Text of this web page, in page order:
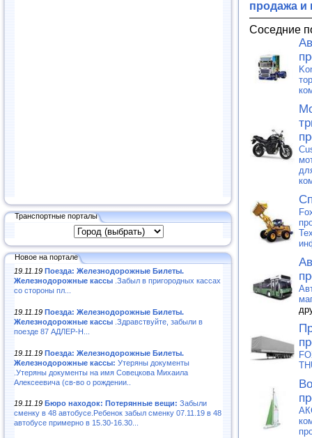
Транспортные порталы
Новое на портале
19.11.19 Поезда: Железнодорожные Билеты.
Железнодорожные кассы .Забыл в пригородных кассах
со стороны пл...
19.11.19 Поезда: Железнодорожные Билеты.
Железнодорожные кассы .Здравствуйте, забыли в
поезде 87 АДЛЕР-Н...
19.11.19 Поезда: Железнодорожные Билеты.
Железнодорожные кассы: Утеряны документы
.Утеряны документы на имя Совецкова Михаила
Алексеевича (св-во о рождении..
19.11.19 Бюро находок: Потерянные вещи: Забыли
сменку в 48 автобусе.Ребенок забыл сменку 07.11.19 в 48
автобусе примерно в 15.30-16.30...
продажа и
Соседние